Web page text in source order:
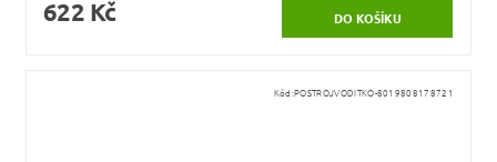
622 Kč
Kód:POSTROJVODITKO-8019808178721